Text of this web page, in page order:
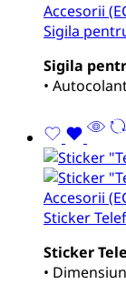
Accesorii
Sigila
Sigila
•
Accesorii
Sticker
Sticker
•